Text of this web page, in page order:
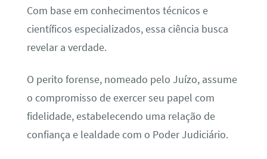
Com base em conhecimentos técnicos e
científicos especializados, essa ciência busca
revelar a verdade.
O perito forense, nomeado pelo Juízo, assume
o compromisso de exercer seu papel com
fidelidade, estabelecendo uma relação de
confiança e lealdade com o Poder Judiciário.